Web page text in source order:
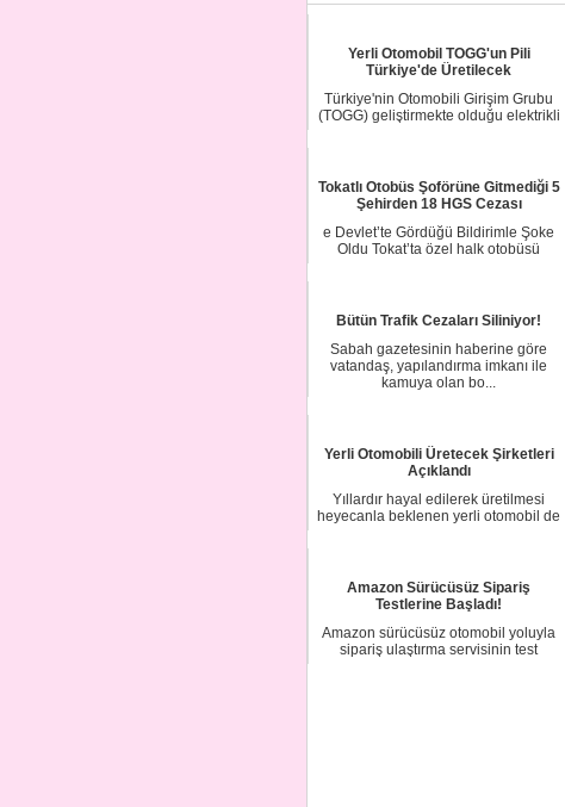
Yerli Otomobil TOGG'un Pili
Türkiye'de Üretilecek
Türkiye'nin Otomobili Girişim Grubu
(TOGG) geliştirmekte olduğu elektrikli
Tokatlı Otobüs Şoförüne Gitmediği 5
Şehirden 18 HGS Cezası
e Devlet’te Gördüğü Bildirimle Şoke
Oldu Tokat’ta özel halk otobüsü
Bütün Trafik Cezaları Siliniyor!
Sabah gazetesinin haberine göre
vatandaş, yapılandırma imkanı ile
kamuya olan bo...
Yerli Otomobili Üretecek Şirketleri
Açıklandı
Yıllardır hayal edilerek üretilmesi
heyecanla beklenen yerli otomobil de
Amazon Sürücüsüz Sipariş
Testlerine Başladı!
Amazon sürücüsüz otomobil yoluyla
sipariş ulaştırma servisinin test